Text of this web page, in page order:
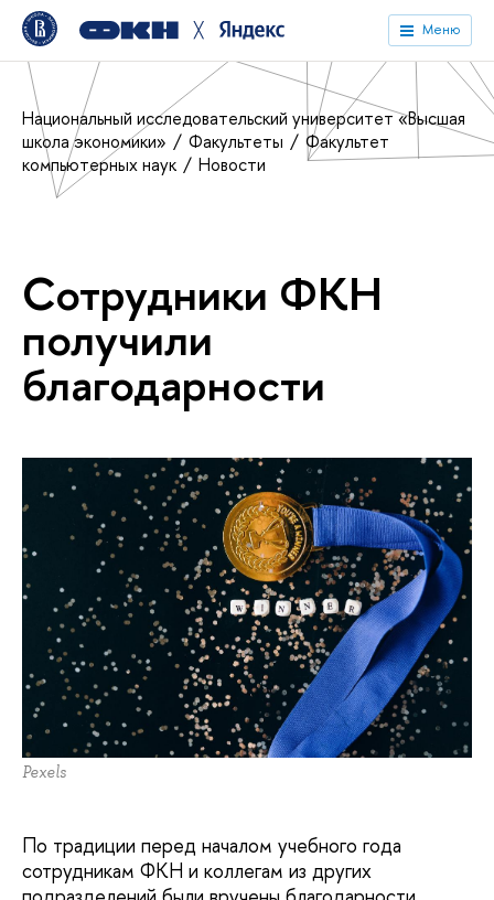
╳ Меню
Национальный исследовательский университет «Высшая
школа экономики»
Факультеты
Факультет
компьютерных наук
Новости
Сотрудники ФКН
получили
благодарности
Pexels
По традиции перед началом учебного года
сотрудникам ФКН и коллегам из других